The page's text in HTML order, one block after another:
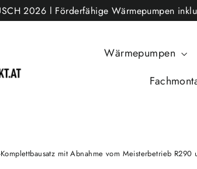
2026 l Förderfähige Wärmepumpen
Wärmepumpen
mit Abnahme vom Meisterbetrieb R290